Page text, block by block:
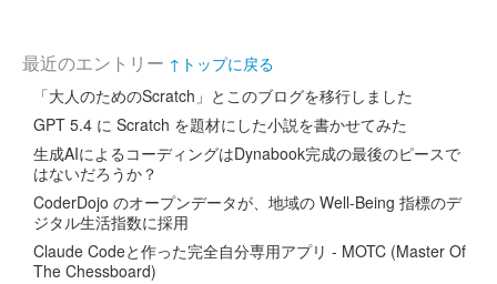
最近のエントリー ↑トップに戻る
「大人のためのScratch」とこのブログを移行しました
GPT 5.4 に Scratch を題材にした小説を書かせてみた
生成AIによるコーディングはDynabook完成の最後のピースで
はないだろうか？
CoderDojo のオープンデータが、地域の Well-Being 指標のデ
ジタル生活指数に採用
Claude Codeと作った完全自分専用アプリ - MOTC (Master Of
The Chessboard)